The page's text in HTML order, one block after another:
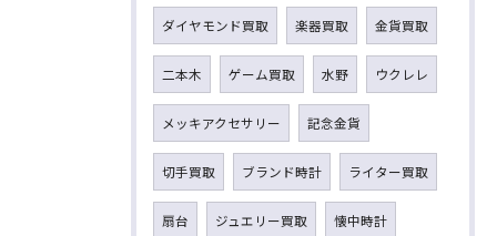
ダイヤモンド買取 楽器買取 金貨買取
二本木 ゲーム買取 水野 ウクレレ
メッキアクセサリー 記念金貨
切手買取 ブランド時計 ライター買取
扇台 ジュエリー買取 懐中時計